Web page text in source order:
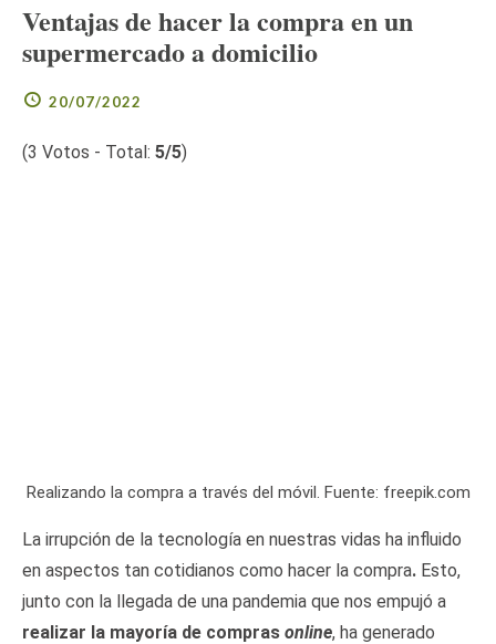
Ventajas de hacer la compra en un
supermercado a domicilio
20/07/2022
(3 Votos - Total: 5/5)
Realizando la compra a través del móvil. Fuente: freepik.com
La irrupción de la tecnología en nuestras vidas ha influido
en aspectos tan cotidianos como hacer la compra. Esto,
junto con la llegada de una pandemia que nos empujó a
realizar la mayoría de compras online, ha generado